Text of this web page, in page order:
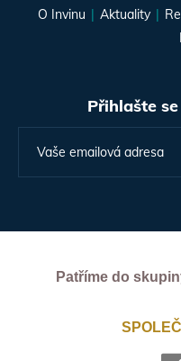
O Invinu Aktuality
Přihlašte
Patříme do